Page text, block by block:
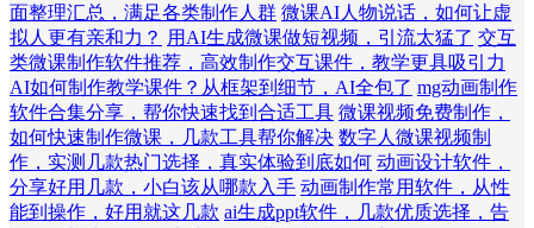
面整理汇总，满足各类制作人群 微课AI人物说话，如何让虚
拟人更有亲和力？ 用AI生成微课做短视频，引流太猛了 交互
类微课制作软件推荐，高效制作交互课件，教学更具吸引力
AI如何制作教学课件？从框架到细节，AI全包了 mg动画制作
软件合集分享，帮你快速找到合适工具 微课视频免费制作，
如何快速制作微课，几款工具帮你解决 数字人微课视频制
作，实测几款热门选择，真实体验到底如何 动画设计软件，
分享好用几款，小白该从哪款入手 动画制作常用软件，从性
能到操作，好用就这几款 ai生成ppt软件，几款优质选择，告